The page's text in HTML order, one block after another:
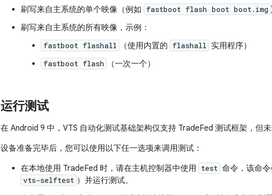
刷写来自主系统的单个映像（例如 fastboot flash boot boot.img
刷写来自主系统的所有映像，示例：
fastboot flashall （使用内置的 flashall 实用程序）
fastboot flash （一次一个）
运行测试
在 Android 9 中，VTS 自动化测试基础架构仅支持 TradeFed 测试框架，但
设备准备完毕后，您可以使用以下任一选项来调用测试：
在本地使用 TradeFed 时，请在主机控制器中使用 test 命令，该命
vts-selftest ）并运行测试。